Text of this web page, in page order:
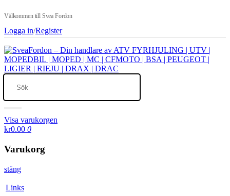
Välkommen till Svea Fordon
Logga in/Register
Visa varukorgen
kr0.00 0
Varukorg
stäng
Links